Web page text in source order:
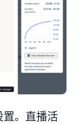
置。直播活